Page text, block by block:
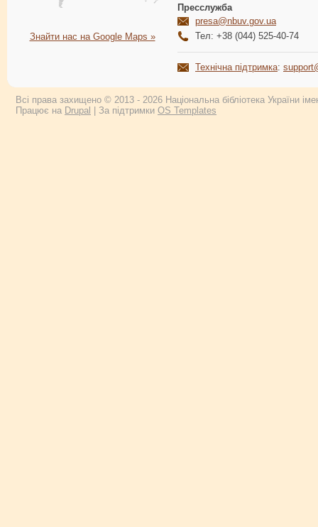
Знайти нас на Google Maps »
Пресслужба
presa@nbuv.gov.ua
Тел: +38 (044) 525-40-74
Технічна підтримка:
Всі права захищено © 2013 - 2026 Національна бібліотека України
Працює на Drupal | За підтримки OS Templates